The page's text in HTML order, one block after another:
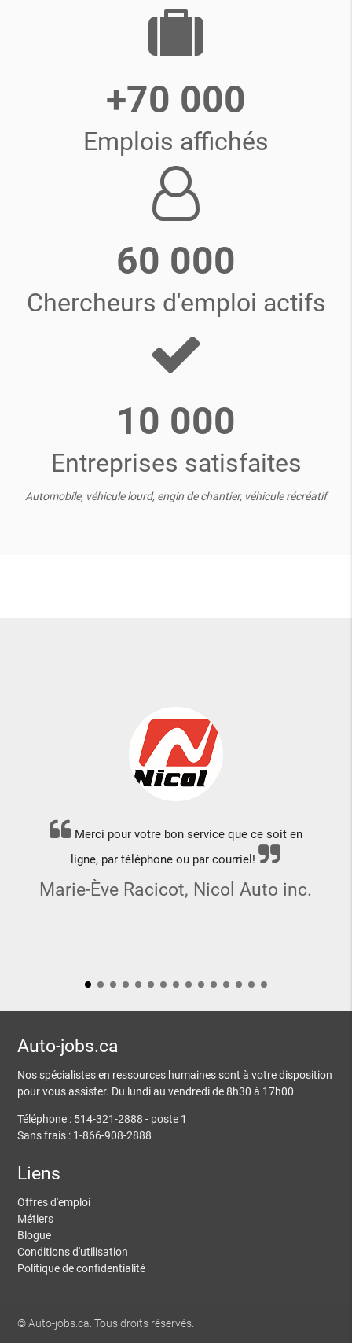
+70 000
Emplois affichés
60 000
Chercheurs d'emploi actifs
10 000
Entreprises satisfaites
Automobile, véhicule lourd, engin de chantier, véhicule récréatif
Merci pour votre bon service que ce soit en
ligne, par téléphone ou par courriel!
Marie-Ève Racicot, Nicol Auto inc.
Auto-jobs.ca
Nos spécialistes en ressources humaines sont à votre disposition
pour vous assister. Du lundi au vendredi de 8h30 à 17h00
Téléphone : 514-321-2888 - poste 1
Sans frais : 1-866-908-2888
Liens
Offres d'emploi
Métiers
Blogue
Conditions d'utilisation
Politique de confidentialité
© Auto-jobs.ca. Tous droits réservés.